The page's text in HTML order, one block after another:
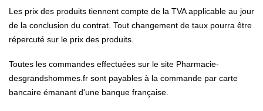
Les prix des produits tiennent compte de la TVA applicable au jour
de la conclusion du contrat. Tout changement de taux pourra être
répercuté sur le prix des produits.
Toutes les commandes effectuées sur le site Pharmacie-
desgrandshommes.fr sont payables à la commande par carte
bancaire émanant d'une banque française.